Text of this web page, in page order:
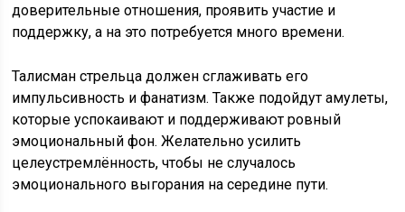
доверительные отношения, проявить участие и
поддержку, а на это потребуется много времени.
Талисман стрельца должен сглаживать его
импульсивность и фанатизм. Также подойдут амулеты,
которые успокаивают и поддерживают ровный
эмоциональный фон. Желательно усилить
целеустремлённость, чтобы не случалось
эмоционального выгорания на середине пути.